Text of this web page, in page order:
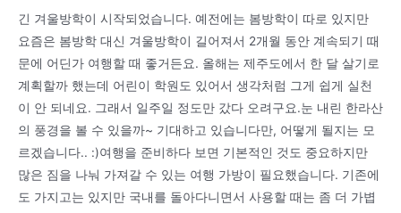
긴 겨울방학이 시작되었습니다. 예전에는 봄방학이 따로 있지만
요즘은 봄방학 대신 겨울방학이 길어져서 2개월 동안 계속되기 때
문에 어딘가 여행할 때 좋거든요. 올해는 제주도에서 한 달 살기로
계획할까 했는데 어린이 학원도 있어서 생각처럼 그게 쉽게 실천
이 안 되네요. 그래서 일주일 정도만 갔다 오려구요.눈 내린 한라산
의 풍경을 볼 수 있을까~ 기대하고 있습니다만, 어떻게 될지는 모
르겠습니다.. :)여행을 준비하다 보면 기본적인 것도 중요하지만
많은 짐을 나눠 가져갈 수 있는 여행 가방이 필요했습니다. 기존에
도 가지고는 있지만 국내를 돌아다니면서 사용할 때는 좀 더 가볍